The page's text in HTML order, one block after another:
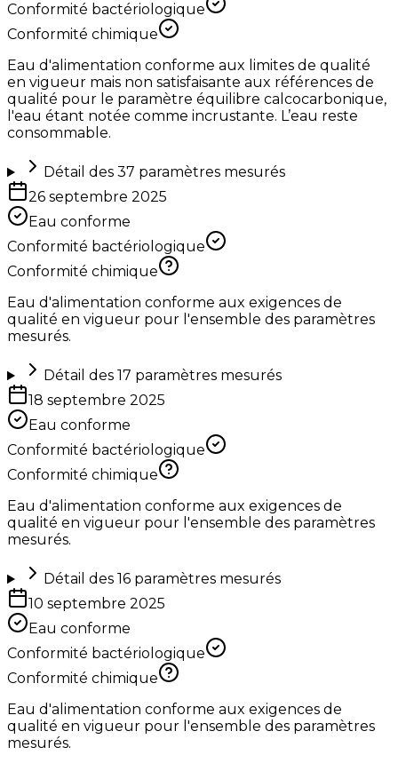
Conformité bactériologique
Conformité chimique
Eau d'alimentation conforme aux limites de qualité
en vigueur mais non satisfaisante aux références de
qualité pour le paramètre équilibre calcocarbonique,
l'eau étant notée comme incrustante. L’eau reste
consommable.
Détail des 37 paramètres mesurés
26 septembre 2025
Eau conforme
Conformité bactériologique
Conformité chimique
Eau d'alimentation conforme aux exigences de
qualité en vigueur pour l'ensemble des paramètres
mesurés.
Détail des 17 paramètres mesurés
18 septembre 2025
Eau conforme
Conformité bactériologique
Conformité chimique
Eau d'alimentation conforme aux exigences de
qualité en vigueur pour l'ensemble des paramètres
mesurés.
Détail des 16paramètres mesurés
10 septembre 2025
Eau conforme
Conformité bactériologique
Conformité chimique
Eau d'alimentation conforme aux exigences de
qualité en vigueur pour l'ensemble des paramètres
mesurés.